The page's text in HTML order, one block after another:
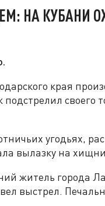
НА КУБАНИ
края
подстрелил
угодьях,
вылазку на
житель города
выстрел.